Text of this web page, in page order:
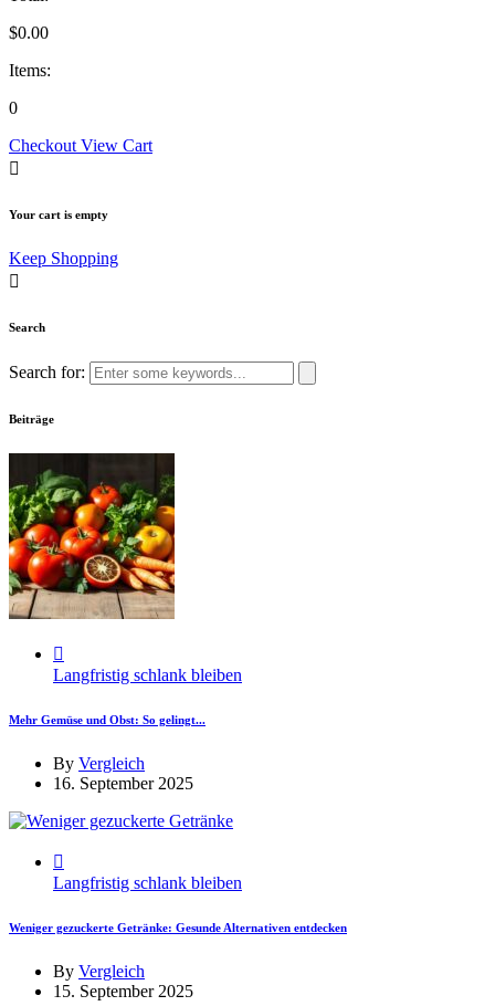
$0.00
Items:
0
Checkout View Cart
Your cart is empty
Keep Shopping
Search
Search for:
Beiträge
Langfristig schlank bleiben
Mehr Gemüse und Obst: So gelingt...
By Vergleich
16. September 2025
Langfristig schlank bleiben
Weniger gezuckerte Getränke: Gesunde Alternativen entdecken
By Vergleich
15. September 2025